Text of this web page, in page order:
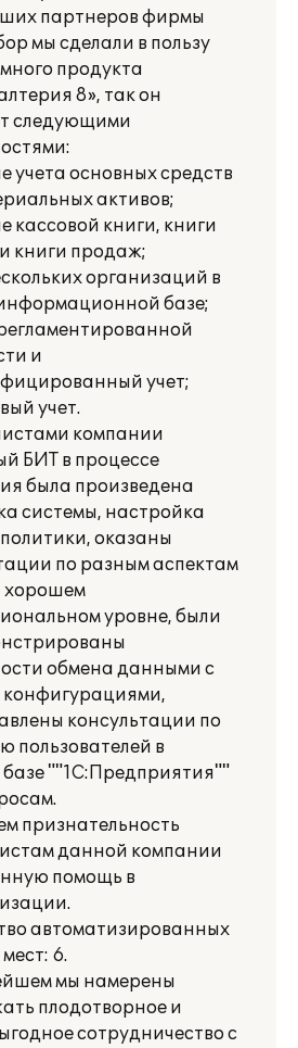
партнеров фирмы
мы сделали в пользу
продукта
8», так он
следующими
учета основных средств
активов;
кассовой книги, книги
книги продаж;
организаций в
базе;
и
учет;
учет.
компании
БИТ в процессе
была произведена
системы, настройка
оказаны
по разным аспектам
хорошем
уровне, были
обмена данными с
конфигурациями,
консультации по
пользователей в
базе ""1С:Предприятия""
признательность
данной компании
помощь в
автоматизированных
6.
мы намерены
плодотворное и
сотрудничество с